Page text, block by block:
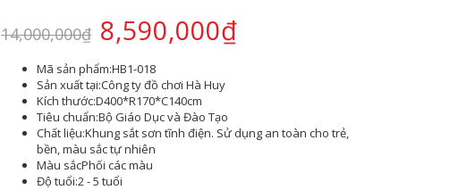
14,000,000₫ 8,590,000₫
Mã sản phẩm:HB1-018
Sản xuất tại:Công ty đồ chơi Hà Huy
Kích thước:D400*R170*C140cm
Tiêu chuẩn:Bộ Giáo Dục và Đào Tạo
Chất liệu:Khung sắt sơn tĩnh điện. Sử dụng an toàn cho trẻ,
bền, màu sắc tự nhiên
Màu sắcPhối các màu
Độ tuổi:2 - 5 tuổi